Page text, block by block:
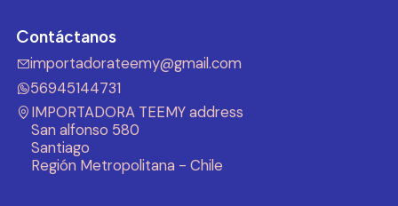
Contáctanos
importadorateemy@gmail.com
56945144731
IMPORTADORA TEEMY address
San alfonso 580
Santiago
Región Metropolitana - Chile